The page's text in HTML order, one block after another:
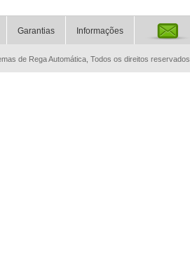
Garantias Informações
de Rega Automática, Todos os direitos